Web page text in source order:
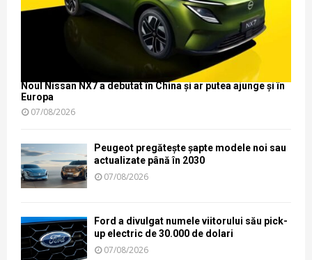
Noul Nissan NX7 a debutat în China și ar putea ajunge și în
Europa
07/08/2026
Peugeot pregătește șapte modele noi sau
actualizate până în 2030
07/08/2026
Ford a divulgat numele viitorului său pick-
up electric de 30.000 de dolari
07/08/2026